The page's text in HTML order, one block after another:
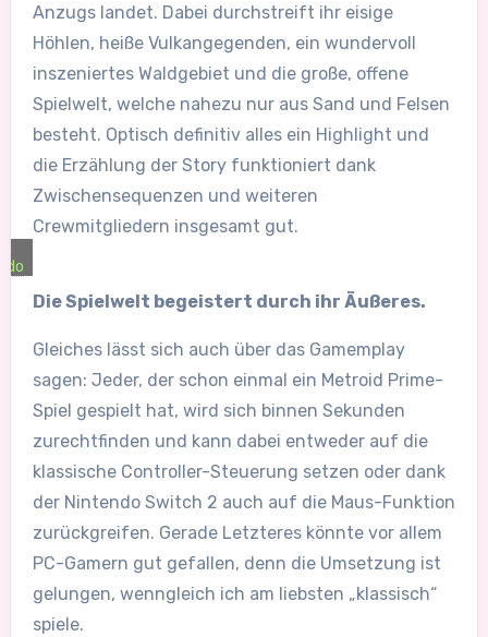
Anzugs landet. Dabei durchstreift ihr eisige
Höhlen, heiße Vulkangegenden, ein wundervoll
inszeniertes Waldgebiet und die große, offene
Spielwelt, welche nahezu nur aus Sand und Felsen
besteht. Optisch definitiv alles ein Highlight und
die Erzählung der Story funktioniert dank
Zwischensequenzen und weiteren
Crewmitgliedern insgesamt gut.
Die Spielwelt begeistert durch ihr Äußeres.
Gleiches lässt sich auch über das Gamemplay
sagen: Jeder, der schon einmal ein Metroid Prime-
Spiel gespielt hat, wird sich binnen Sekunden
zurechtfinden und kann dabei entweder auf die
klassische Controller-Steuerung setzen oder dank
der Nintendo Switch 2 auch auf die Maus-Funktion
zurückgreifen. Gerade Letzteres könnte vor allem
PC-Gamern gut gefallen, denn die Umsetzung ist
gelungen, wenngleich ich am liebsten „klassisch“
spiele.